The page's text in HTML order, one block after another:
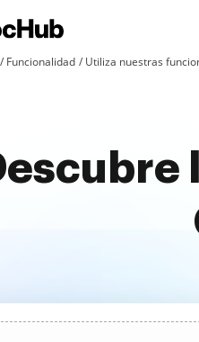
Funcionalidad Utiliza nuestras